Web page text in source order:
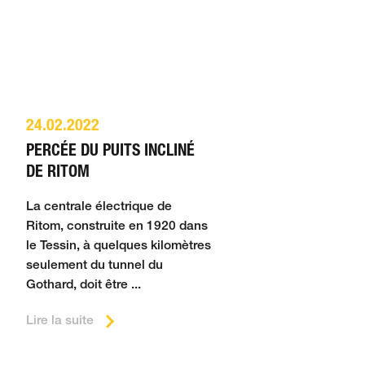
24.02.2022
PERCÉE DU PUITS INCLINÉ
DE RITOM
La centrale électrique de
Ritom, construite en 1920 dans
le Tessin, à quelques kilomètres
seulement du tunnel du
Gothard, doit être ...
Lire la suite